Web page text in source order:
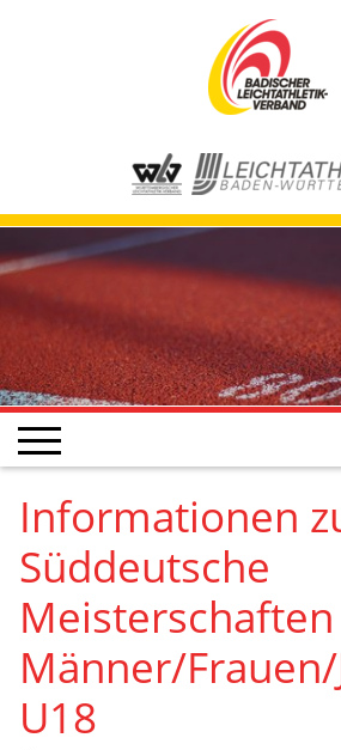
Informationen
Süddeutsche
Meisterschaften
Männer/
U18